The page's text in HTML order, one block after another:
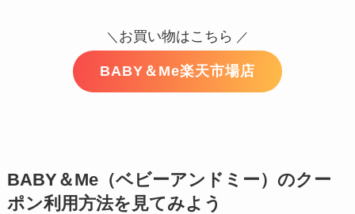
＼ お買い物はこちら ／
BABY＆Me楽天市場店
BABY＆Me（ベビーアンドミー）のクー
ポン利用方法を見てみよう